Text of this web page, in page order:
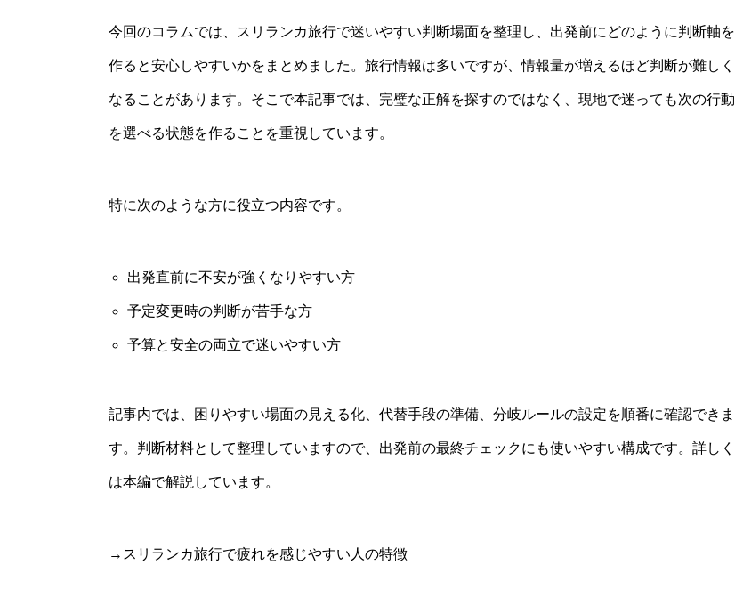
今回のコラムでは、スリランカ旅行で迷いやすい判断場面を整理し、出発前にどのように判断軸を
作ると安心しやすいかをまとめました。旅行情報は多いですが、情報量が増えるほど判断が難しく
なることがあります。そこで本記事では、完璧な正解を探すのではなく、現地で迷っても次の行動
を選べる状態を作ることを重視しています。
特に次のような方に役立つ内容です。
出発直前に不安が強くなりやすい方
予定変更時の判断が苦手な方
予算と安全の両立で迷いやすい方
記事内では、困りやすい場面の見える化、代替手段の準備、分岐ルールの設定を順番に確認できま
す。判断材料として整理していますので、出発前の最終チェックにも使いやすい構成です。詳しく
は本編で解説しています。
→スリランカ旅行で疲れを感じやすい人の特徴